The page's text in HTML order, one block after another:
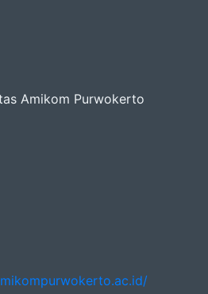
Amikom Purwokerto